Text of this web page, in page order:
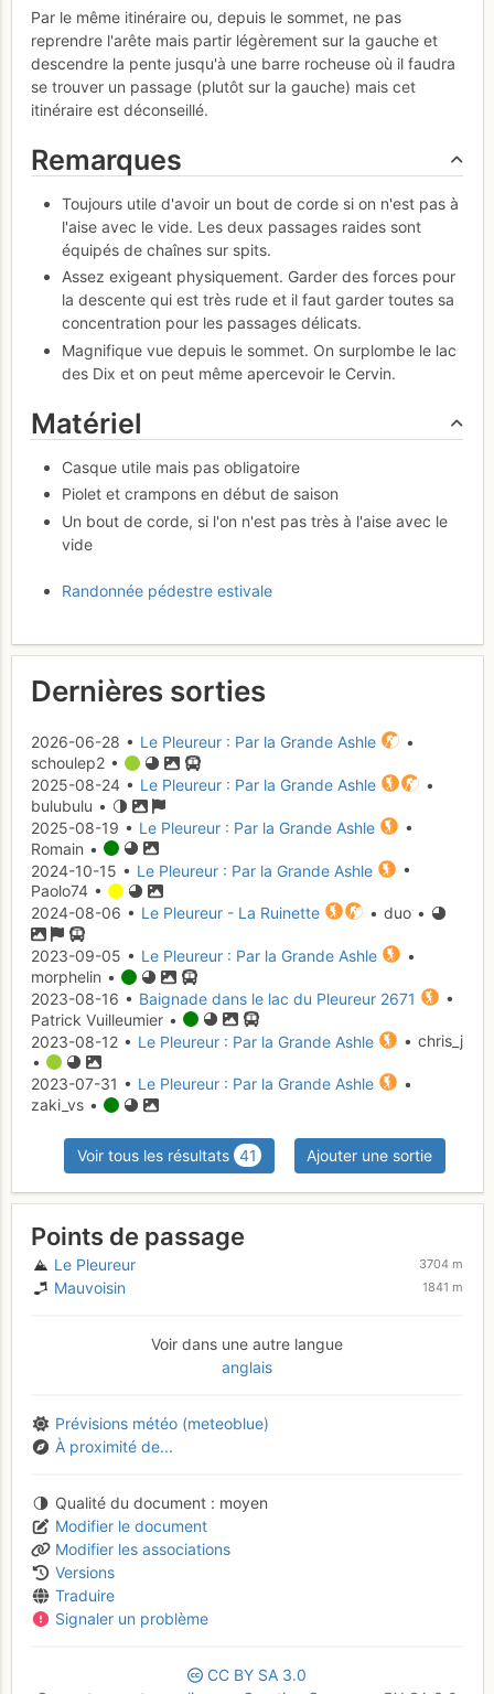
Par le même itinéraire ou, depuis le sommet, ne pas
reprendre l'arête mais partir légèrement sur la gauche et
descendre la pente jusqu'à une barre rocheuse où il faudra
se trouver un passage (plutôt sur la gauche) mais cet
itinéraire est déconseillé.
Remarques
Toujours utile d'avoir un bout de corde si on n'est pas à
l'aise avec le vide. Les deux passages raides sont
équipés de chaînes sur spits.
Assez exigeant physiquement. Garder des forces pour
la descente qui est très rude et il faut garder toutes sa
concentration pour les passages délicats.
Magnifique vue depuis le sommet. On surplombe le lac
des Dix et on peut même apercevoir le Cervin.
Matériel
Casque utile mais pas obligatoire
Piolet et crampons en début de saison
Un bout de corde, si l'on n'est pas très à l'aise avec le
vide
Randonnée pédestre estivale
Dernières sorties
2026-06-28 • Le Pleureur : Par la Grande Ashle
•
schoulep2 •
2025-08-24 • Le Pleureur : Par la Grande Ashle
•
bulubulu •
2025-08-19 • Le Pleureur : Par la Grande Ashle
•
Romain •
2024-10-15 • Le Pleureur : Par la Grande Ashle
•
Paolo74 •
2024-08-06 • Le Pleureur - La Ruinette • duo •
2023-09-05 • Le Pleureur : Par la Grande Ashle
•
morphelin •
2023-08-16 • Baignade dans le lac du Pleureur 2671
•
Patrick Vuilleumier •
2023-08-12 • Le Pleureur : Par la Grande Ashle
• chris_j
•
2023-07-31 • Le Pleureur : Par la Grande Ashle
•
zaki_vs •
Voir tous les résultats 41 Ajouter une sortie
Points de passage
Le Pleureur 3704 m
Mauvoisin 1841 m
Voir dans une autre langue
anglais
Prévisions météo (meteoblue)
À proximité de...
Qualité du document
moyen
Modifier le document
Modifier les associations
Versions
Traduire
Signaler un problème
CC BY SA 3.0